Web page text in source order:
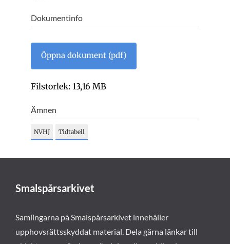
Dokumentinfo
Öppna dokument (pdf)
Filstorlek: 13,16 MB
Ämnen
NVHJ Tidtabell
Smalspårsarkivet
Samlingarna på Smalspårsarkivet innehåller
upphovsrättsskyddat material. Dela gärna länkar till